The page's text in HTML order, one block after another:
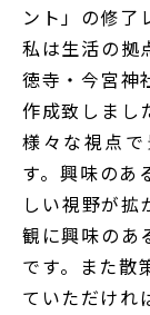
ント」の修了
私は生活の拠
徳寺・今宮神
作成致しまし
様々な視点
す。興味のあ
しい視野が拡
観に興味のあ
です。また散
ていただけれ